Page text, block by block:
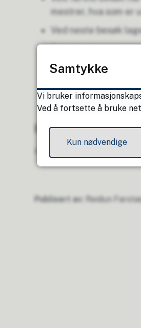
mestrer, hva som er
Ved neste besøk
Vi følger en plan for
planlegger vi veien
Hva koster det?
Publisert av Reidun
Samtykke
Vi bruker
Ved å fortsette å bruke
Kun nødvendige